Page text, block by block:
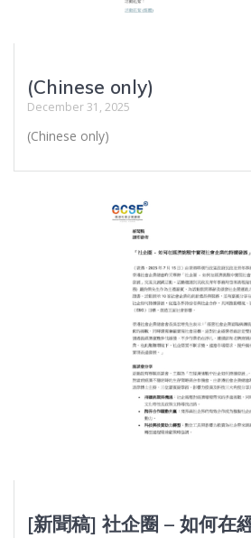
(Chinese only)
December 31, 2025
(Chinese only)
[新聞稿] 社企圈 – 如何在